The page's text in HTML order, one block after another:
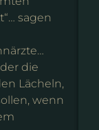
sagen
die
Lächeln,
wenn